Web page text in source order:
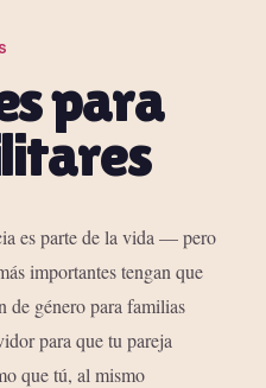
para
es parte de la vida — pero
importantes tengan que
de género para familias
para que tu pareja
que tú, al mismo